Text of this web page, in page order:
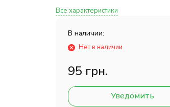
Все характеристики
В наличии:
Нет в наличии
95 грн.
Уведомить